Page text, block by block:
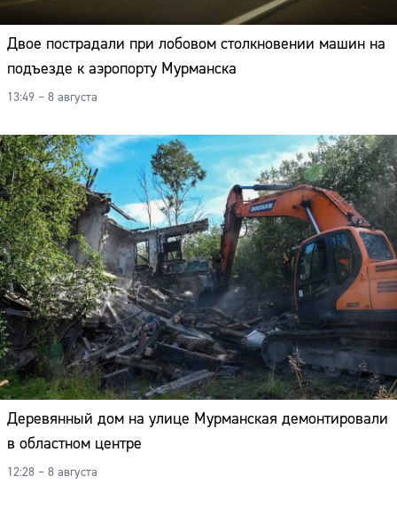
Двое пострадали при лобовом столкновении машин на
подъезде к аэропорту Мурманска
13:49 – 8 августа
Деревянный дом на улице Мурманская демонтировали
в областном центре
12:28 – 8 августа